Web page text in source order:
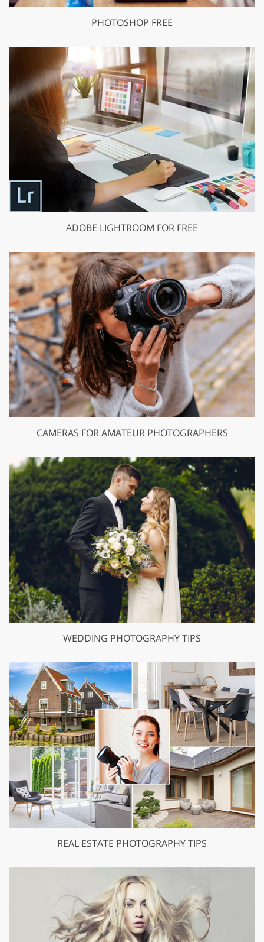
PHOTOSHOP FREE
ADOBE LIGHTROOM FOR FREE
CAMERAS FOR AMATEUR PHOTOGRAPHERS
WEDDING PHOTOGRAPHY TIPS
REAL ESTATE PHOTOGRAPHY TIPS